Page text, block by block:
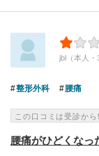
jbl（本人・
整形外科 腰痛
この口コミは受診か
腰痛がひどくなっ